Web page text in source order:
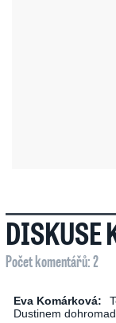
DISKUSE
Počet komentářů: 2
Eva Komárková:
Dustinem